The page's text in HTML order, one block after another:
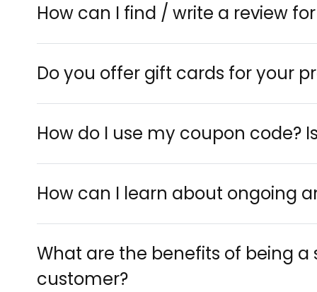
How can I find / write a review
Do you offer gift cards for your
How do I use my coupon code?
How can I learn about ongoing
What are the benefits of being
customer?